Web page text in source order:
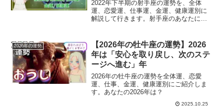
2022年下半期の射手座の運勢を、全体
運、恋愛運、仕事運、金運、健康運別に
解説して行きます。射手座のあなたにと
2026年の運勢
【2026年の牡牛座の運勢】2026
年は「安心を取り戻し、次のステ
ージへ進む」年
2026年の牡牛座の運勢を全体運、恋愛
運、仕事、金運、健康運別にご紹介しま
す。あなたの2026年は？
2025.10.25